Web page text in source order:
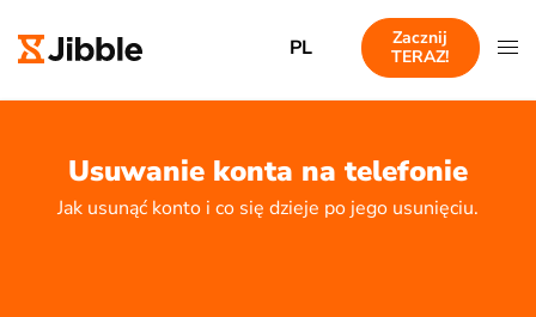
PL
Zacznij
TERAZ!
Usuwanie konta na telefonie
Jak usunąć konto i co się dzieje po jego usunięciu.